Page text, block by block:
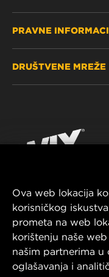
GDJE KUPITI
KONTAKTIRAJTE
PRAVNE
IMPRESSUM
DRUŠTVENE MREŽE
YouTube
MANN+HUMMEL
ul. Wrocławska 145,
63-800 GOSTYŃ,
Tel. +48 65 572 89
E-mail:
Ova web lokacija
korisničkog
prometa na web
korištenju naše
našim partnerima u
oglašavanja i